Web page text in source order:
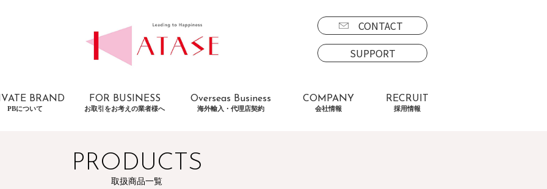
CONTACT
SUPPORT
BRAND
PBについて
FOR BUSINESS
お取引をお考えの業者様へ
Overseas Business
海外輸入・代理店契約
COMPANY
会社情報
RECRUIT
採用情報
PRODUCTS
取扱商品一覧